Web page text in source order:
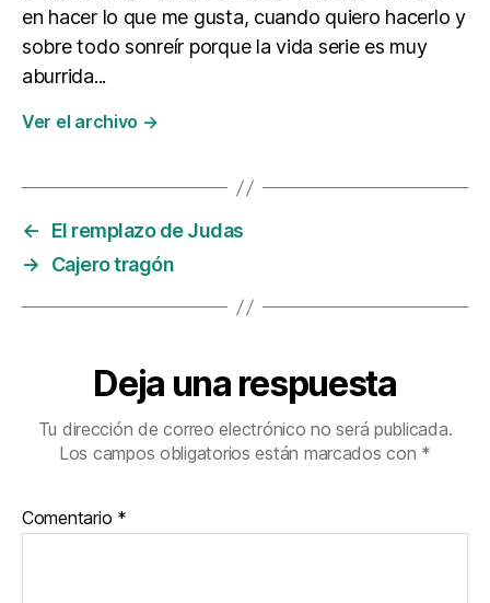
en hacer lo que me gusta, cuando quiero hacerlo y
sobre todo sonreír porque la vida serie es muy
aburrida...
Ver el archivo →
←
El remplazo de Judas
→
Cajero tragón
Deja una respuesta
Tu dirección de correo electrónico no será publicada.
Los campos obligatorios están marcados con *
Comentario *